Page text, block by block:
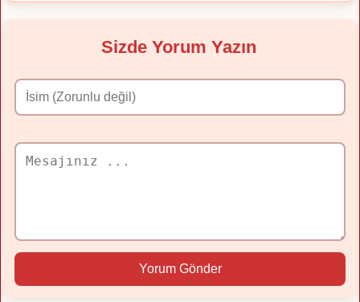
Sizde Yorum Yazın
Yorum Gönder